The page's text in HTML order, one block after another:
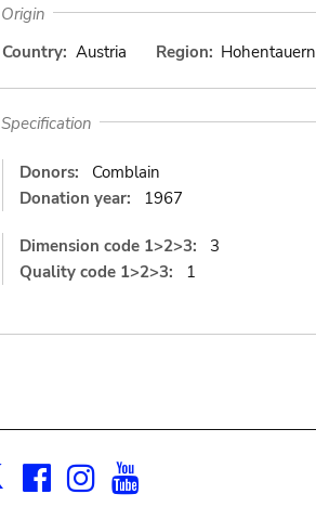
Origin
Country: Austria Region: Hohentauern
Specification
Donors:
Comblain
Donation year:
1967
Dimension code 1>2>3:
3
Quality code 1>2>3:
1
X Facebook
Instagram